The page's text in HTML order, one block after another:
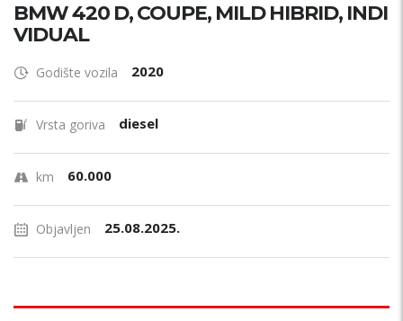
BMW 420 D, COUPE, MILD HIBRID, INDI
VIDUAL
Godište vozila 2020
Vrsta goriva diesel
km 60.000
Objavljen 25.08.2025.